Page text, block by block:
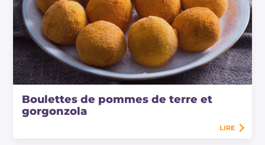
Boulettes de pommes de terre et
gorgonzola
LIRE